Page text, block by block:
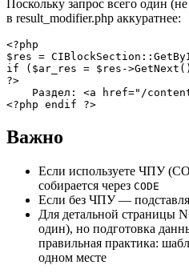
Поскольку запрос всего один
в result_modifier.php аккуратнее:
<?php
$res =
if ($ar_res = $res-
?>
Раздел: <a href="/
Важно
Если используете ЧПУ
собирается через CODE
Если без ЧПУ —
Для детальной страницы
один), но подготовка
правильная практика:
одном месте